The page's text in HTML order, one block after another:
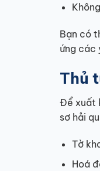
Bạn có
ứng các
Thủ
Để xuất
sơ hải
Tờ
Hoá